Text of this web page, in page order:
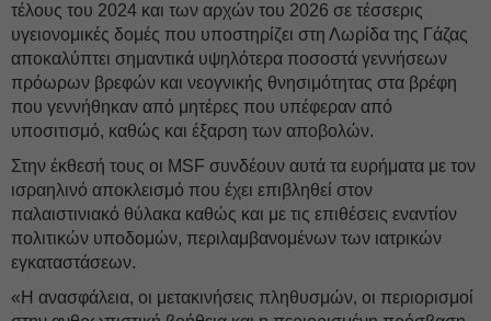
τέλους του 2024 και των αρχών του 2026 σε τέσσερις
υγειονομικές δομές που υποστηρίζει στη Λωρίδα της Γάζας
αποκαλύπτει σημαντικά υψηλότερα ποσοστά γεννήσεων
πρόωρων βρεφών και νεογνικής θνησιμότητας στα βρέφη
που γεννήθηκαν από μητέρες που υπέφεραν από
υποσιτισμό, καθώς και έξαρση των αποβολών.
Στην έκθεσή τους οι MSF συνδέουν αυτά τα ευρήματα με τον
ισραηλινό αποκλεισμό που έχει επιβληθεί στον
παλαιστινιακό θύλακα καθώς και με τις επιθέσεις εναντίον
πολιτικών υποδομών, περιλαμβανομένων των ιατρικών
εγκαταστάσεων.
«Η ανασφάλεια, οι μετακινήσεις πληθυσμών, οι περιορισμοί